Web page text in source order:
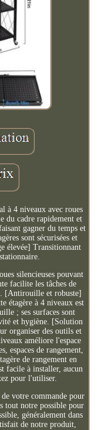
à 4 niveaux avec roues
du cadre rapidement et
gagner du temps et
sont sécurisées et
élevée] Transitionnant
silencieuses pouvant
facilite les tâches de
[Antirouille et robuste]
étagère à 4 niveaux est
; ses surfaces sont
et hygiène. [Solution
organiser des outils et
améliore l'espace
espaces de rangement,
de rangement en
facile à installer, aucun
pour l'utiliser.
votre commande pour
tout notre possible pour
généralement dans
de notre produit,